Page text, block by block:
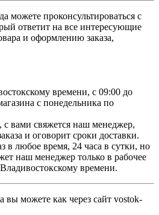
можете проконсультироваться с
ответит на все интересующие
и оформлению заказа,
времени, с 09:00 до
с понедельника по
с вами свяжется наш менеджер,
и оговорит сроки доставки.
в любое время, 24 часа в сутки, но
наш менеджер только в рабочее
времени.
вы можете как через сайт vostok-